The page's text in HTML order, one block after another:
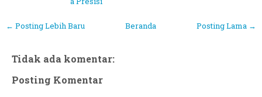
← Posting Lebih Baru Posting Lama →
Beranda
Tidak ada komentar:
Posting Komentar